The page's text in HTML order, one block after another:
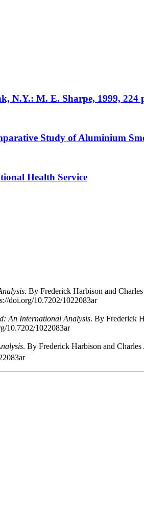
N.Y.: M. E. Sharpe, 1999, 224
Study of Aluminium
Health Service
. By Frederick Harbison and
doi.org/10.7202/1022083ar
An International Analysis. By Frederick
10.7202/1022083ar
. By Frederick Harbison and